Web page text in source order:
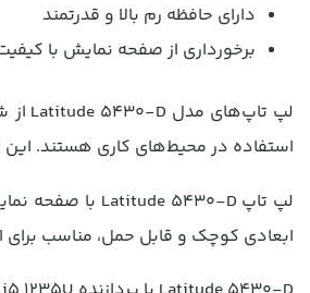
دارای حافظه رم بالا و قدرتمند
برخورداری از صفحه نمایش با
لپ تاپ‌های مدل Latitude 5430-D
از
استفاده در محیط‌های کاری هستند. این
ابعادی کوچک و قابل حمل، مناسب